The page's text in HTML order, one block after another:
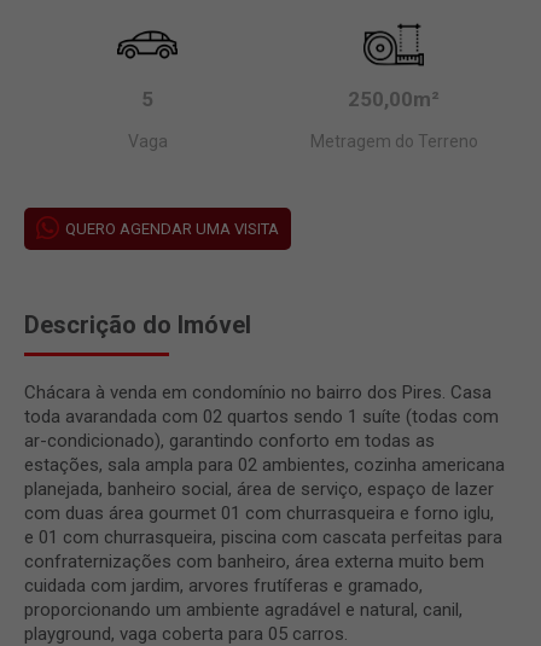
5
Vaga
250,00m²
Metragem do Terreno
QUERO AGENDAR UMA VISITA
Descrição do Imóvel
Chácara à venda em condomínio no bairro dos Pires. Casa
toda avarandada com 02 quartos sendo 1 suíte (todas com
ar-condicionado), garantindo conforto em todas as
estações, sala ampla para 02 ambientes, cozinha americana
planejada, banheiro social, área de serviço, espaço de lazer
com duas área gourmet 01 com churrasqueira e forno iglu,
e 01 com churrasqueira, piscina com cascata perfeitas para
confraternizações com banheiro, área externa muito bem
cuidada com jardim, arvores frutíferas e gramado,
proporcionando um ambiente agradável e natural, canil,
playground, vaga coberta para 05 carros.